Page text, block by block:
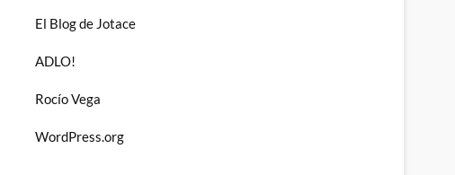
El Blog de Jotace
ADLO!
Rocío Vega
WordPress.org